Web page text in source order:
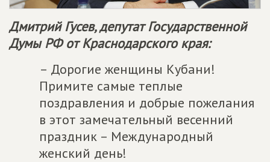
Дмитрий Гусев, депутат Государственной
Думы РФ от Краснодарского края:
– Дорогие женщины Кубани!
Примите самые теплые
поздравления и добрые пожелания
в этот замечательный весенний
праздник – Международный
женский день!